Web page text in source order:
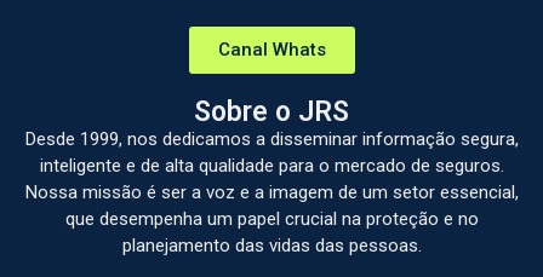
Canal Whats
Sobre o JRS
Desde 1999, nos dedicamos a disseminar informação segura,
inteligente e de alta qualidade para o mercado de seguros.
Nossa missão é ser a voz e a imagem de um setor essencial,
que desempenha um papel crucial na proteção e no
planejamento das vidas das pessoas.